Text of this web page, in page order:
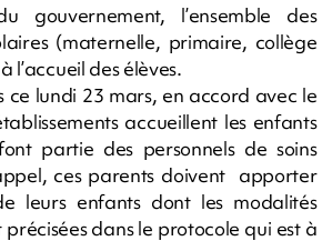
gouvernement, l’ensemble des
(maternelle, primaire, collège
l’accueil des élèves.
ce lundi 23 mars, en accord avec le
accueillent les enfants
partie des personnels de soins
ces parents doivent apporter
leurs enfants dont les modalités
dans le protocole qui est à